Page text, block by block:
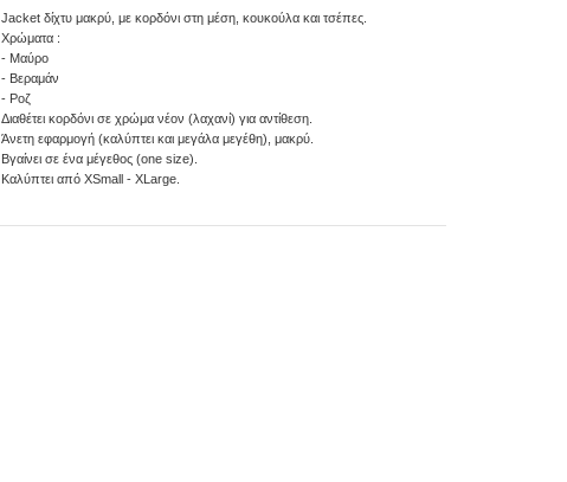
Jacket δίχτυ μακρύ, με κορδόνι στη μέση, κουκούλα και τσέπες.
Χρώματα :
- Μαύρο
- Βεραμάν
- Ροζ
Διαθέτει κορδόνι σε χρώμα νέον (λαχανί) για αντίθεση.
Άνετη εφαρμογή (καλύπτει και μεγάλα μεγέθη), μακρύ.
Βγαίνει σε ένα μέγεθος (one size).
Καλύπτει από XSmall - XLarge.